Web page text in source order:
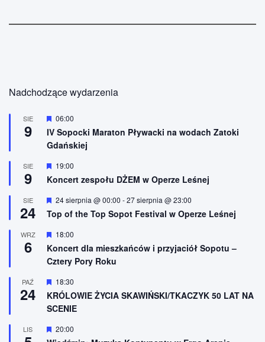
Nadchodzące wydarzenia
SIE
9
W
y
r
ó
n
o
e
06:00
IV Sopocki Maraton Pływacki na wodach Zatoki
Gdańskiej
SIE
9
W
r
ż
n
o
n
e
19:00
Koncert zespołu DŻEM w Operze Leśnej
SIE
24
W
r
ż
n
o
e
24 sierpnia @ 00:00 -27 sierpnia @ 23:00
Top of the Top Sopot Festival w Operze Leśnej
WRZ
6
W
r
ó
n
i
o
n
18:00
Koncert dla mieszkańców i przyjaciół Sopotu –
Cztery Pory Roku
PAŹ
24
W
y
r
ó
n
i
18:30
KRÓLOWIE ŻYCIA SKAWIŃSKI/TKACZYK 50 LAT NA
SCENIE
LIS
W
y
20:00